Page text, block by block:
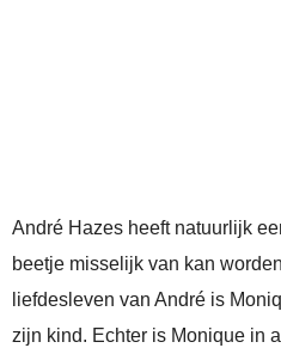
André Hazes heeft natuurlijk
beetje misselijk van kan
liefdesleven van André is
zijn kind. Echter is Monique in